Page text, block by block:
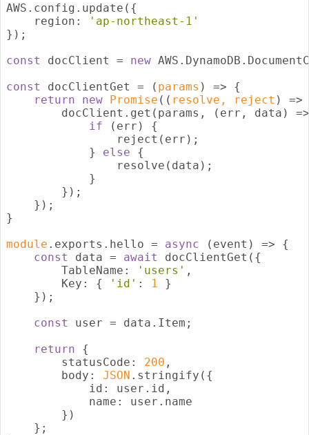
AWS.config.update({
region :
'ap-northeast-1'
});
const
docClient = new
const
docClientGet = ( params ) => {
return
new Promise ( ( resolve, reject ) =>
docClient.get(params, (err, data)
if (err) {
                reject(err);
            }
else {
                resolve(data);
            }
        });
    });
}
module .exports.hello = async (event) => {
const
data = await
docClientGet({
TableName : 'users' ,
Key : { 'id' : 1
}
    });
const
user = data.Item;
return {
statusCode : 200 ,
body : JSON .stringify({
id : user.id,
name : user.name
        })
    };